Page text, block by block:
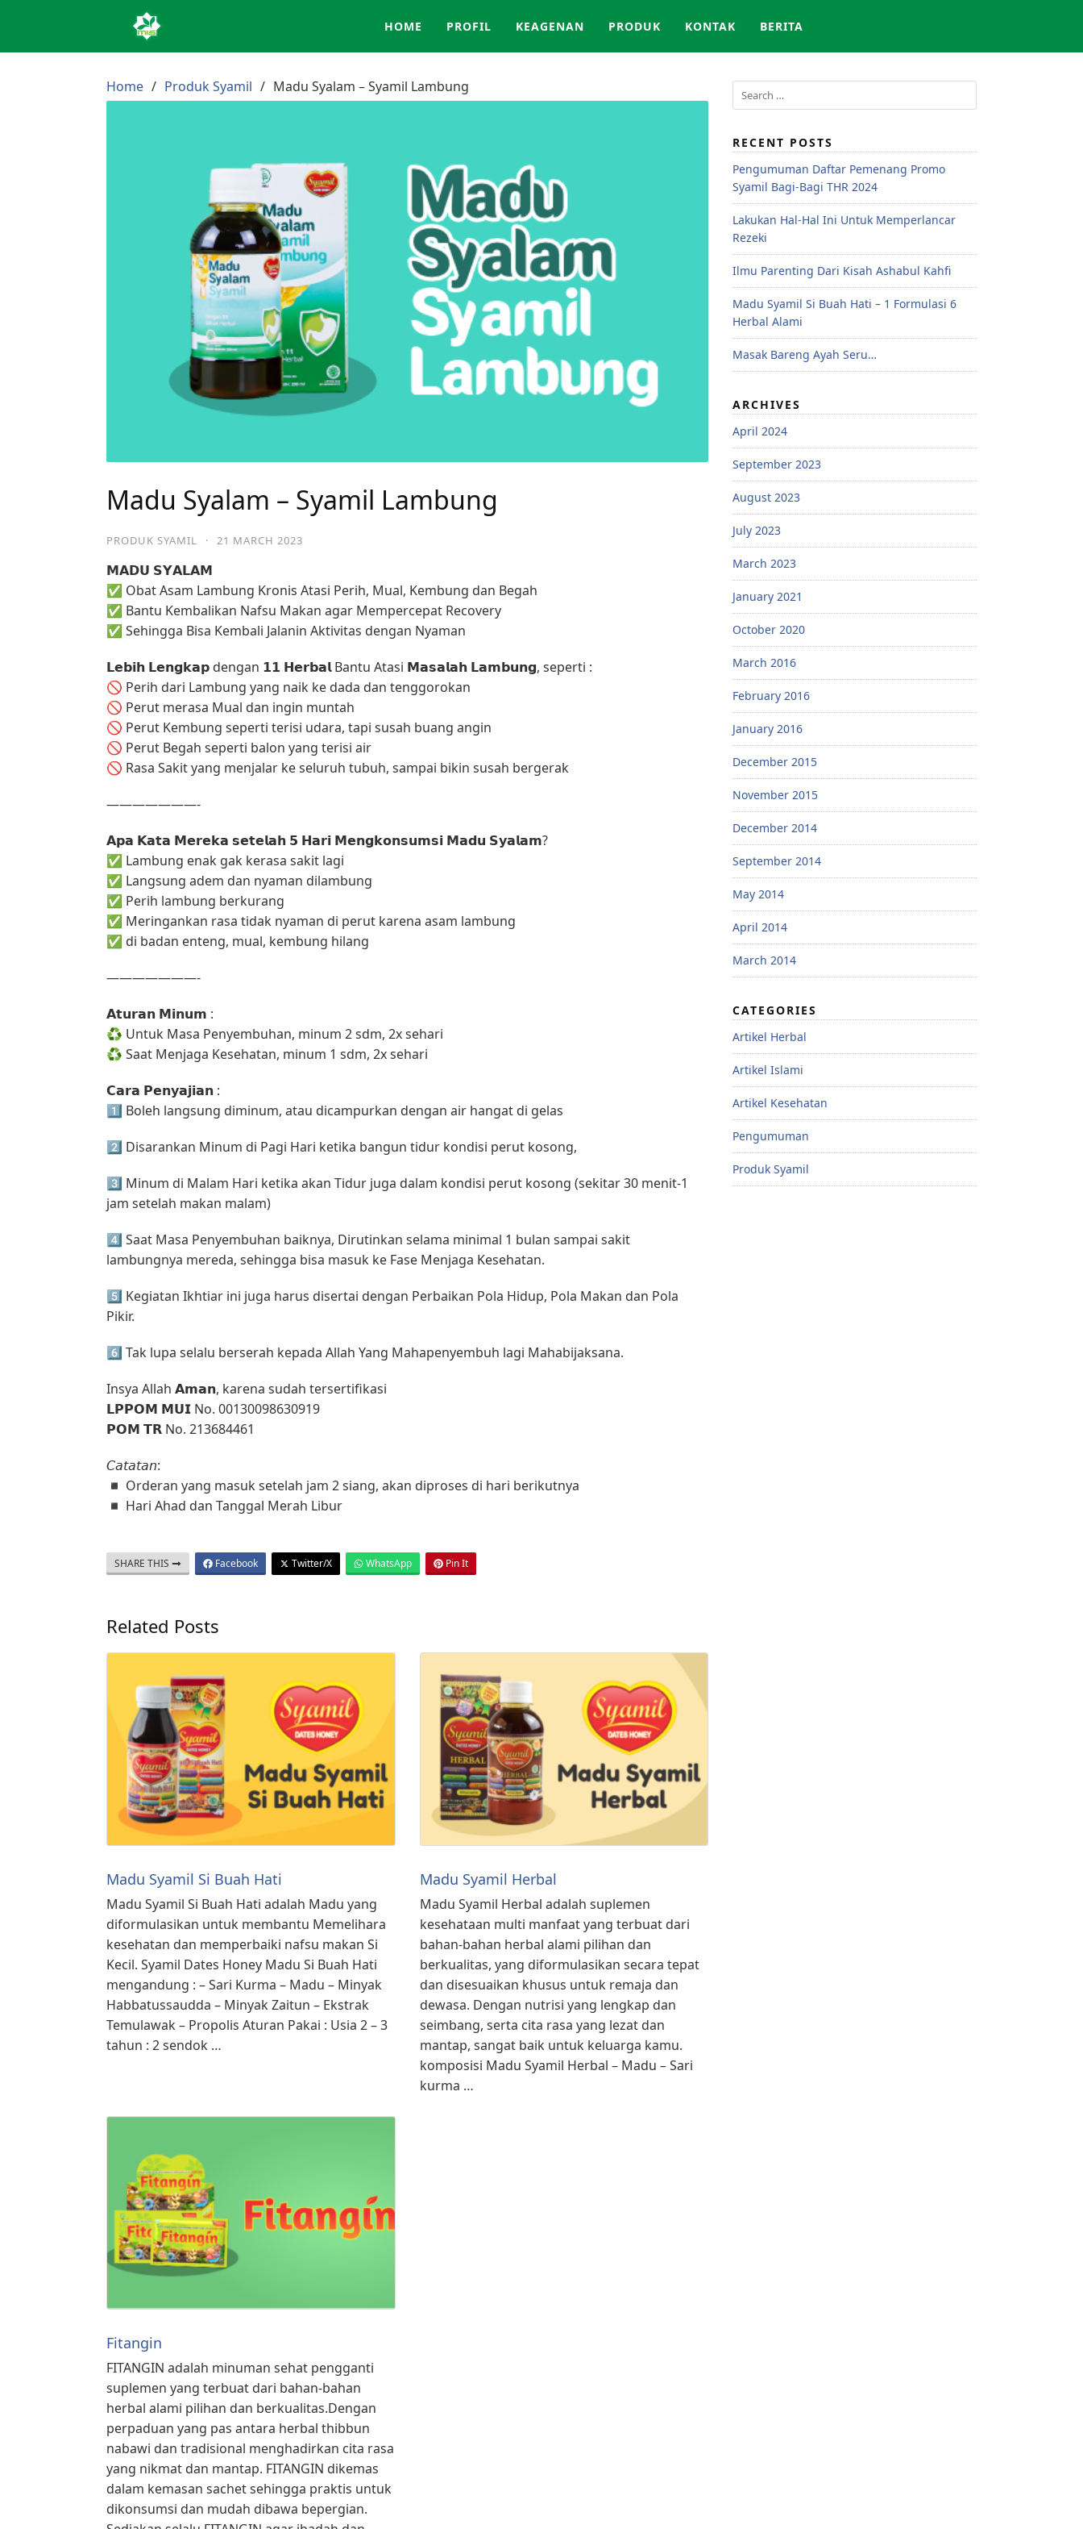
HOME PROFIL KEAGENAN PRODUK KONTAK BERITA
Home Produk Syamil Madu Syalam – Syamil Lambung
Madu Syalam – Syamil Lambung
PRODUK SYAMIL · 21 MARCH 2023
𝗠𝗔𝗗𝗨 𝗦𝗬𝗔𝗟𝗔𝗠
✅ Obat Asam Lambung Kronis Atasi Perih, Mual, Kembung dan Begah
✅ Bantu Kembalikan Nafsu Makan agar Mempercepat Recovery
✅ Sehingga Bisa Kembali Jalanin Aktivitas dengan Nyaman
𝗟𝗲𝗯𝗶𝗵 𝗟𝗲𝗻𝗴𝗸𝗮𝗽 dengan 𝟭𝟭 𝗛𝗲𝗿𝗯𝗮𝗹 Bantu Atasi 𝗠𝗮𝘀𝗮𝗹𝗮𝗵 𝗟𝗮𝗺𝗯𝘂𝗻𝗴, seperti :
🚫 Perih dari Lambung yang naik ke dada dan tenggorokan
🚫 Perut merasa Mual dan ingin muntah
🚫 Perut Kembung seperti terisi udara, tapi susah buang angin
🚫 Perut Begah seperti balon yang terisi air
🚫 Rasa Sakit yang menjalar ke seluruh tubuh, sampai bikin susah bergerak
———————-
𝗔𝗽𝗮 𝗞𝗮𝘁𝗮 𝗠𝗲𝗿𝗲𝗸𝗮 𝘀𝗲𝘁𝗲𝗹𝗮𝗵 𝟱 𝗛𝗮𝗿𝗶 𝗠𝗲𝗻𝗴𝗸𝗼𝗻𝘀𝘂𝗺𝘀𝗶 𝗠𝗮𝗱𝘂 𝗦𝘆𝗮𝗹𝗮𝗺?
✅ Lambung enak gak kerasa sakit lagi
✅ Langsung adem dan nyaman dilambung
✅ Perih lambung berkurang
✅ Meringankan rasa tidak nyaman di perut karena asam lambung
✅ di badan enteng, mual, kembung hilang
———————-
𝗔𝘁𝘂𝗿𝗮𝗻 𝗠𝗶𝗻𝘂𝗺 :
♻️ Untuk Masa Penyembuhan, minum 2 sdm, 2x sehari
♻️ Saat Menjaga Kesehatan, minum 1 sdm, 2x sehari
𝗖𝗮𝗿𝗮 𝗣𝗲𝗻𝘆𝗮𝗷𝗶𝗮𝗻 :
1️⃣ Boleh langsung diminum, atau dicampurkan dengan air hangat di gelas
2️⃣ Disarankan Minum di Pagi Hari ketika bangun tidur kondisi perut kosong,
3️⃣ Minum di Malam Hari ketika akan Tidur juga dalam kondisi perut kosong (sekitar 30 menit-1
jam setelah makan malam)
4️⃣ Saat Masa Penyembuhan baiknya, Dirutinkan selama minimal 1 bulan sampai sakit
lambungnya mereda, sehingga bisa masuk ke Fase Menjaga Kesehatan.
5️⃣ Kegiatan Ikhtiar ini juga harus disertai dengan Perbaikan Pola Hidup, Pola Makan dan Pola
Pikir.
6️⃣ Tak lupa selalu berserah kepada Allah Yang Mahapenyembuh lagi Mahabijaksana.
Insya Allah 𝗔𝗺𝗮𝗻, karena sudah tersertifikasi
𝗟𝗣𝗣𝗢𝗠 𝗠𝗨𝗜 No. 00130098630919
𝗣𝗢𝗠 𝗧𝗥 No. 213684461
𝘊𝘢𝘵𝘢𝘵𝘢𝘯:
◾️ Orderan yang masuk setelah jam 2 siang, akan diproses di hari berikutnya
◾️ Hari Ahad dan Tanggal Merah Libur
SHARE THIS Facebook Twitter/X WhatsApp Pin It
Related Posts
Madu Syamil Si Buah Hati
Madu Syamil Si Buah Hati adalah Madu yang
diformulasikan untuk membantu Memelihara
kesehatan dan memperbaiki nafsu makan Si
Kecil. Syamil Dates Honey Madu Si Buah Hati
mengandung : – Sari Kurma – Madu – Minyak
Habbatussaudda – Minyak Zaitun – Ekstrak
Temulawak – Propolis Aturan Pakai : Usia 2 – 3
tahun : 2 sendok …
Madu Syamil Herbal
Madu Syamil Herbal adalah suplemen
kesehataan multi manfaat yang terbuat dari
bahan-bahan herbal alami pilihan dan
berkualitas, yang diformulasikan secara tepat
dan disesuaikan khusus untuk remaja dan
dewasa. Dengan nutrisi yang lengkap dan
seimbang, serta cita rasa yang lezat dan
mantap, sangat baik untuk keluarga kamu.
komposisi Madu Syamil Herbal – Madu – Sari
kurma …
Fitangin
FITANGIN adalah minuman sehat pengganti
suplemen yang terbuat dari bahan-bahan
herbal alami pilihan dan berkualitas.Dengan
perpaduan yang pas antara herbal thibbun
nabawi dan tradisional menghadirkan cita rasa
yang nikmat dan mantap. FITANGIN dikemas
dalam kemasan sachet sehingga praktis untuk
dikonsumsi dan mudah dibawa bepergian.
RECENT POSTS
Pengumuman Daftar Pemenang Promo
Syamil Bagi-Bagi THR 2024
Lakukan Hal-Hal Ini Untuk Memperlancar
Rezeki
Ilmu Parenting Dari Kisah Ashabul Kahfi
Madu Syamil Si Buah Hati – 1 Formulasi 6
Herbal Alami
Masak Bareng Ayah Seru…
ARCHIVES
April 2024
September 2023
August 2023
July 2023
March 2023
January 2021
October 2020
March 2016
February 2016
January 2016
December 2015
November 2015
December 2014
September 2014
May 2014
April 2014
March 2014
CATEGORIES
Artikel Herbal
Artikel Islami
Artikel Kesehatan
Pengumuman
Produk Syamil